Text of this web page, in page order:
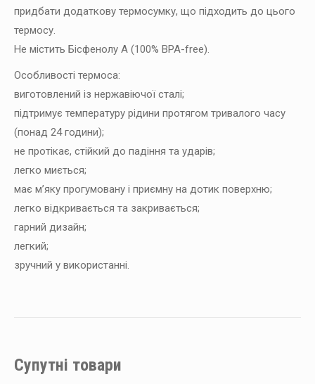
придбати додаткову термосумку, що підходить до цього
термосу.
Не містить Бісфенолу А (100% BPA-free).
Особливості термоса:
виготовлений із нержавіючої сталі;
підтримує температуру рідини протягом тривалого часу
(понад 24 години);
не протікає, стійкий до падіння та ударів;
легко миється;
має м’яку прогумовану і приємну на дотик поверхню;
легко відкривається та закривається;
гарний дизайн;
легкий;
зручний у використанні.
Супутні товари